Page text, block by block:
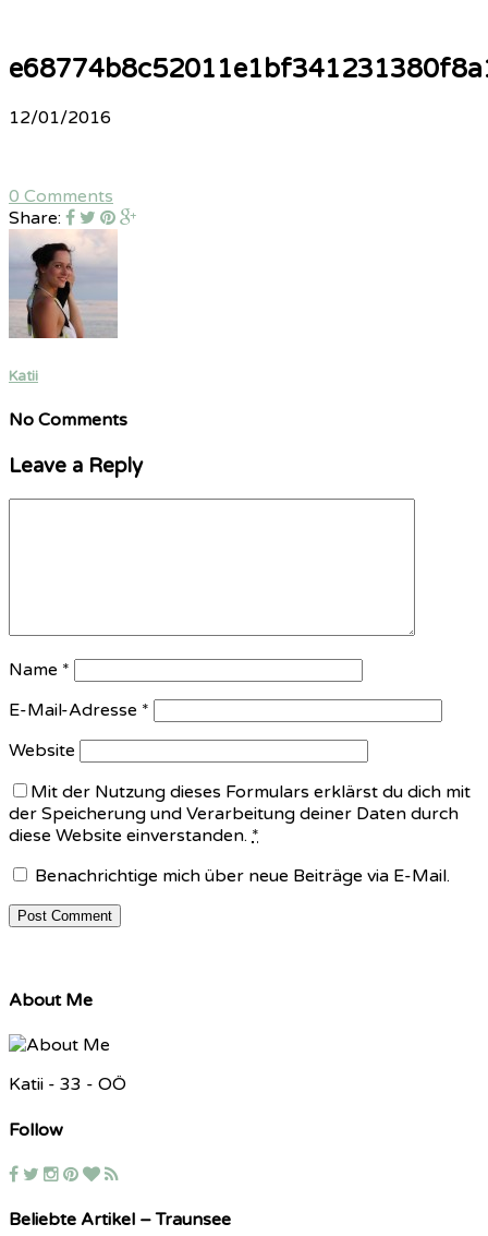
12/01/2016
0 Comments
Share:
Katii
No Comments
Leave a Reply
Name *
E-Mail-Adresse *
Website
Mit der Nutzung dieses Formulars erklärst du dich mit
der Speicherung und Verarbeitung deiner Daten durch
diese Website einverstanden. *
Benachrichtige mich über neue Beiträge via E-Mail.
About Me
Katii - 33 - OÖ
Follow
Beliebte Artikel – Traunsee